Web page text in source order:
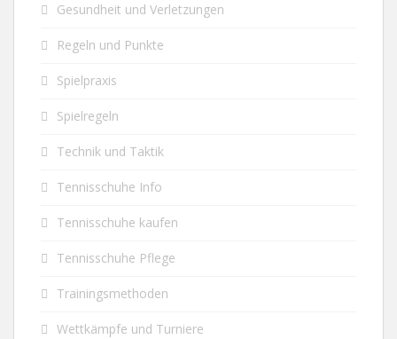
Gesundheit und Verletzungen
Regeln und Punkte
Spielpraxis
Spielregeln
Technik und Taktik
Tennisschuhe Info
Tennisschuhe kaufen
Tennisschuhe Pflege
Trainingsmethoden
Wettkämpfe und Turniere